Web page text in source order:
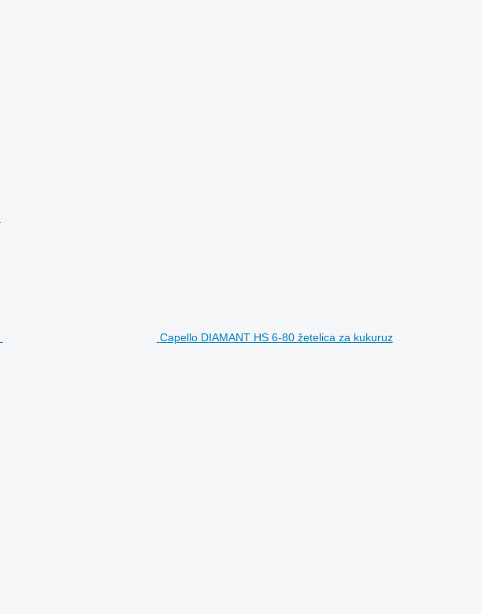
Capello DIAMANT HS 6-80 žetelica za kukuruz